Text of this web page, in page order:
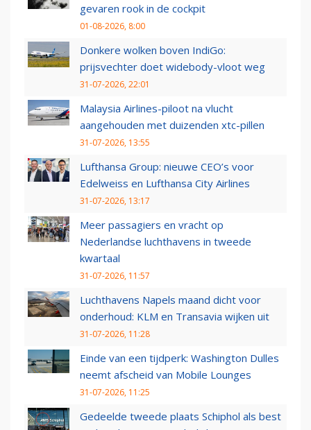
gevaren rook in de cockpit
01-08-2026, 8:00
Donkere wolken boven IndiGo:
prijsvechter doet widebody-vloot weg
31-07-2026, 22:01
Malaysia Airlines-piloot na vlucht
aangehouden met duizenden xtc-pillen
31-07-2026, 13:55
Lufthansa Group: nieuwe CEO’s voor
Edelweiss en Lufthansa City Airlines
31-07-2026, 13:17
Meer passagiers en vracht op
Nederlandse luchthavens in tweede
kwartaal
31-07-2026, 11:57
Luchthavens Napels maand dicht voor
onderhoud: KLM en Transavia wijken uit
31-07-2026, 11:28
Einde van een tijdperk: Washington Dulles
neemt afscheid van Mobile Lounges
31-07-2026, 11:25
Gedeelde tweede plaats Schiphol als best